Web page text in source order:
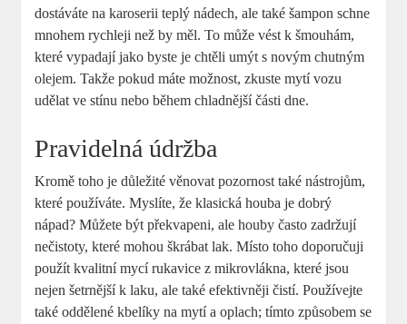
dostáváte na karoserii teplý nádech, ale také šampon schne
mnohem rychleji než by měl. To může vést k šmouhám,
které vypadají jako byste je chtěli umýt s novým chutným
olejem. Takže pokud máte možnost, zkuste mytí vozu
udělat ve stínu nebo během chladnější části dne.
Pravidelná údržba
Kromě toho je důležité věnovat pozornost také nástrojům,
které používáte. Myslíte, že klasická houba je dobrý
nápad? Můžete být překvapeni, ale houby často zadržují
nečistoty, které mohou škrábat lak. Místo toho doporučuji
použít kvalitní mycí rukavice z mikrovlákna, které jsou
nejen šetrnější k laku, ale také efektivněji čistí. Používejte
také oddělené kbelíky na mytí a oplach; tímto způsobem se